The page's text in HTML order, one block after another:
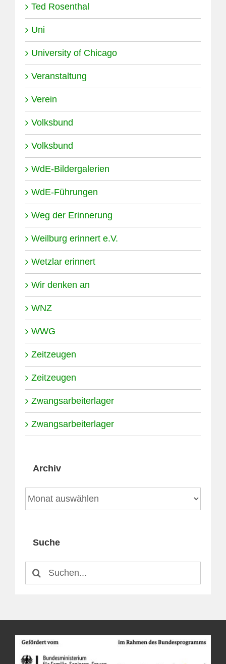
Ted Rosenthal
Uni
University of Chicago
Veranstaltung
Verein
Volksbund
Volksbund
WdE-Bildergalerien
WdE-Führungen
Weg der Erinnerung
Weilburg erinnert e.V.
Wetzlar erinnert
Wir denken an
WNZ
WWG
Zeitzeugen
Zeitzeugen
Zwangsarbeiterlager
Zwangsarbeiterlager
Archiv
Archiv
Suche
Suche
nach: